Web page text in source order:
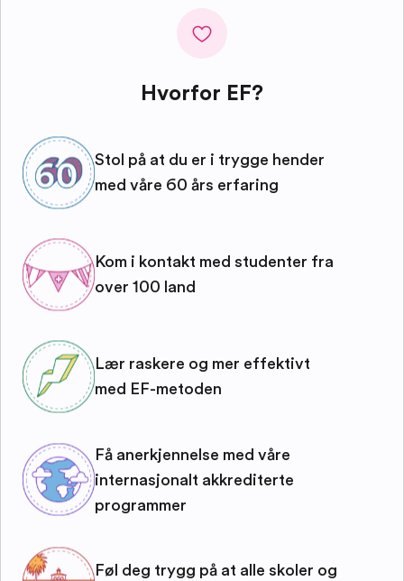
Hvorfor EF?
Stol på at du er i trygge hender
med våre 60 års erfaring
Kom i kontakt med studenter fra
over 100 land
Lær raskere og mer effektivt
med EF-metoden
Få anerkjennelse med våre
internasjonalt akkrediterte
programmer
Føl deg trygg på at alle skoler og